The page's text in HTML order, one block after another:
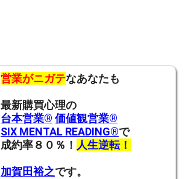
営業がニガテなあなたも
最新購買心理の
台本営業®︎ 価値観営業®︎
SIX MENTAL READING®︎で
成約率８０％！ 人生逆転！
加賀田裕之です。